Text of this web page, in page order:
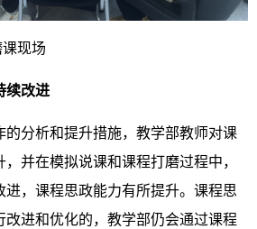
现场
续改进
的分析和提升措施，教学部教师对课
并在模拟说课和课程打磨过程中，
进，课程思政能力有所提升。课程思
改进和优化的，教学部仍会通过课程